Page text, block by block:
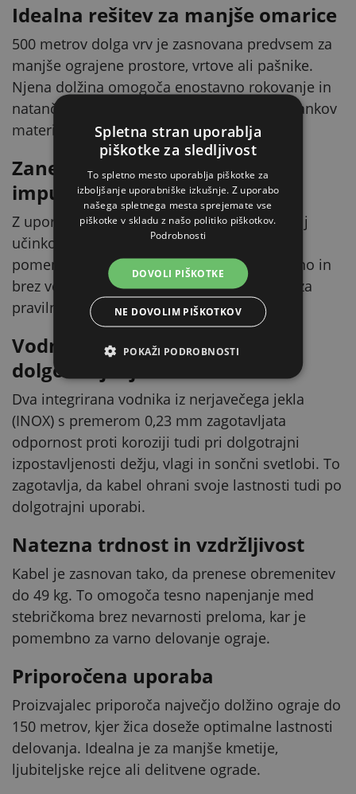
Idealna rešitev za manjše omarice
500 metrov dolga vrv je zasnovana predvsem za
manjše ograjene prostore, vrtove ali pašnike.
Njena dolžina omogoča enostavno rokovanje in
natančno napenjanje brez nepotrebnih ostankov
materiala.
Zanesljiv prenos električnih
impulzov
Z upornostjo 18,4 Ω/m žica zagotavlja dovolj
učinkovito prevodnost za krajše ograje. To
pomeni, da se impulz iz vira prenaša stabilno in
brez večjih izgub, kar je ključnega pomena za
pravilno delovanje ograje.
Vodniki iz nerjavečega jekla za
dolgo življenjsko dobo
Dva integrirana vodnika iz nerjavečega jekla
(INOX) s premerom 0,23 mm zagotavljata
odpornost proti koroziji tudi pri dolgotrajni
izpostavljenosti dežju, vlagi in sončni svetlobi. To
zagotavlja, da kabel ohrani svoje lastnosti tudi po
dolgotrajni uporabi.
Natezna trdnost in vzdržljivost
Kabel je zasnovan tako, da prenese obremenitev
do 49 kg. To omogoča tesno napenjanje med
stebričkoma brez nevarnosti preloma, kar je
pomembno za varno delovanje ograje.
Priporočena uporaba
Proizvajalec priporoča največjo dolžino ograje do
150 metrov, kjer žica doseže optimalne lastnosti
delovanja. Idealna je za manjše kmetije,
ljubiteljske rejce ali delitvene ograde.
Spletna stran uporablja
piškotke za sledljivost
To spletno mesto uporablja piškotke za
izboljšanje uporabniške izkušnje. Z uporabo
našega spletnega mesta sprejemate vse
piškotke v skladu z našo politiko piškotkov.
Podrobnosti
DOVOLI PIŠKOTKE
NE DOVOLIM PIŠKOTKOV
POKAŽI PODROBNOSTI